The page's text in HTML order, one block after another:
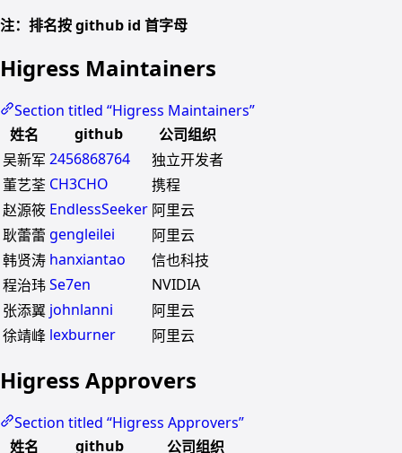
注：排名按 github id 首字母
Higress Maintainers
Section titled “Higress Maintainers”
姓名
github
公司组织
吴新军 2456868764
独立开发者
董艺荃 CH3CHO
携程
赵源筱 EndlessSeeker 阿里云
耿蕾蕾 gengleilei
阿里云
韩贤涛 hanxiantao
信也科技
程治玮Se7en
NVIDIA
张添翼 johnlanni
阿里云
徐靖峰 lexburner 阿里云
Higress Approvers
Section titled “Higress Approvers”
姓名
github 公司组织